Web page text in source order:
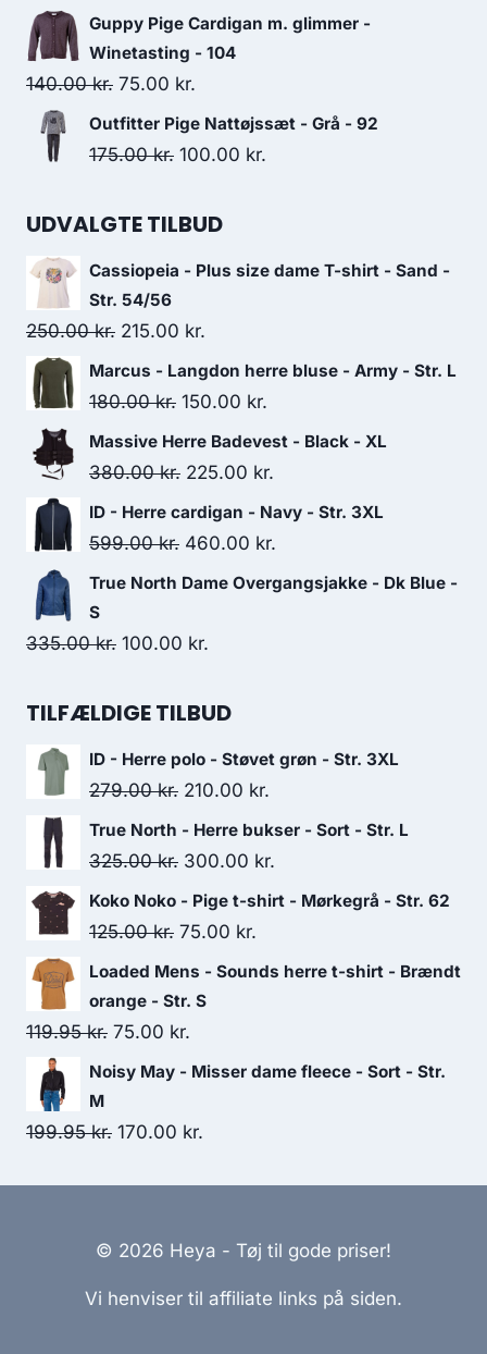
price
was:
109.00 kr..
price
Guppy Pige Cardigan m. glimmer -
Winetasting - 104
140.00kr. Original
price
was:
75.00 kr.
price
is:
Outfitter Pige Nattøjssæt - Grå - 92
175.00kr. Original
was:
100.00 kr.
UDVALGTE TILBUD
Cassiopeia - Plus size dame T-shirt - Sand -
Str. 54/56
250.00kr. Original
price
was:
215.00 kr.
price
is:
Marcus - Langdon herre bluse - Army - Str. L
180.00kr. Original
price
was:
150.00 kr.
price
is:
Massive Herre Badevest - Black - XL
380.00kr. Original
price
was:
225.00 kr.
price
ID - Herre cardigan - Navy - Str. 3XL
599.00kr. Original
price
599.00 kr..
460.00 kr.
price
True North Dame Overgangsjakke - Dk Blue -
S
335.00kr. Original
was:
100.00 kr.
is:
TILFÆLDIGE TILBUD
ID - Herre polo - Støvet grøn - Str. 3XL
279.00kr. Original
price
was:
210.00 kr.
price
is:
True North - Herre bukser - Sort - Str. L
325.00kr. Original
price
was:
300.00 kr.
price
Koko Noko - Pige t-shirt - Mørkegrå - Str. 62
125.00kr. Original
price
was:
125.00 kr..
75.00 kr.
price
Loaded Mens - Sounds herre t-shirt - Brændt
orange - Str. S
119.95kr. Original
price
119.95 kr..
75.00 kr.
price
75.00 kr..
Noisy May - Misser dame fleece - Sort - Str.
M
199.95kr. Original
170.00 kr.
© 2026 Heya - Tøj til gode priser!
Vi henviser til affiliate links på siden.